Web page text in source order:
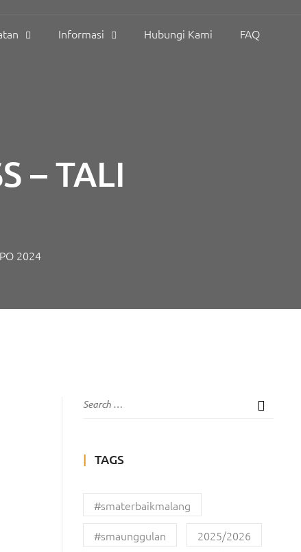
Informasi Hubungi Kami FAQ
– TALI
2024
TAGS
#smaterbaikmalang
#smaunggulan
2025/2026